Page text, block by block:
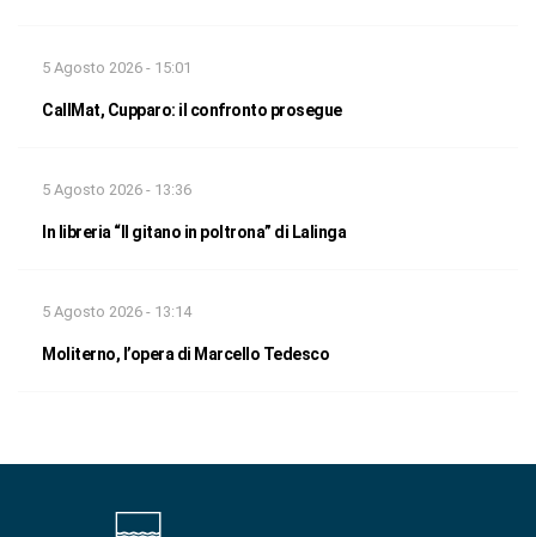
5 Agosto 2026 - 15:01
CallMat, Cupparo: il confronto prosegue
5 Agosto 2026 - 13:36
In libreria “Il gitano in poltrona” di Lalinga
5 Agosto 2026 - 13:14
Moliterno, l’opera di Marcello Tedesco